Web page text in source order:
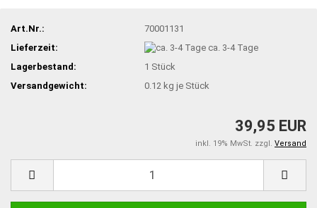
Art.Nr.:
70001131
Lieferzeit:
ca. 3-4 Tage
Lagerbestand:
1 Stück
Versandgewicht:
0.12 kg je Stück
39,95 EUR
inkl. 19% MwSt. zzgl. Versand